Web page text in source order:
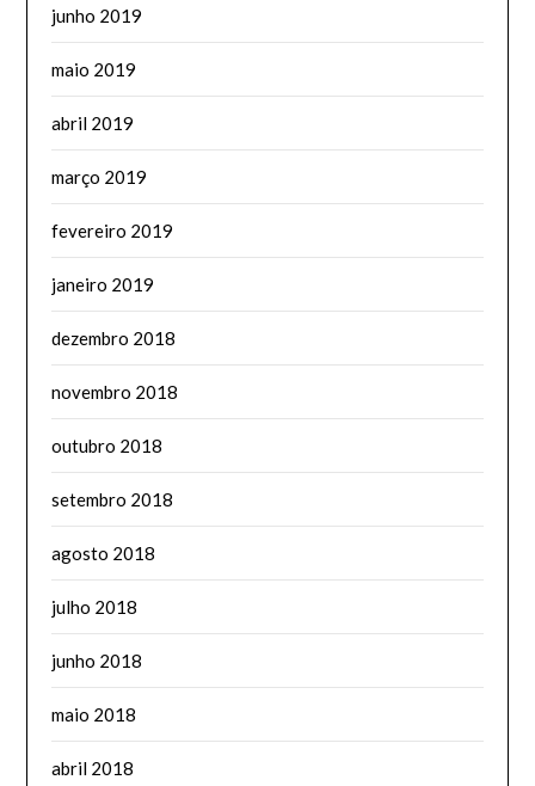
junho 2019
maio 2019
abril 2019
março 2019
fevereiro 2019
janeiro 2019
dezembro 2018
novembro 2018
outubro 2018
setembro 2018
agosto 2018
julho 2018
junho 2018
maio 2018
abril 2018